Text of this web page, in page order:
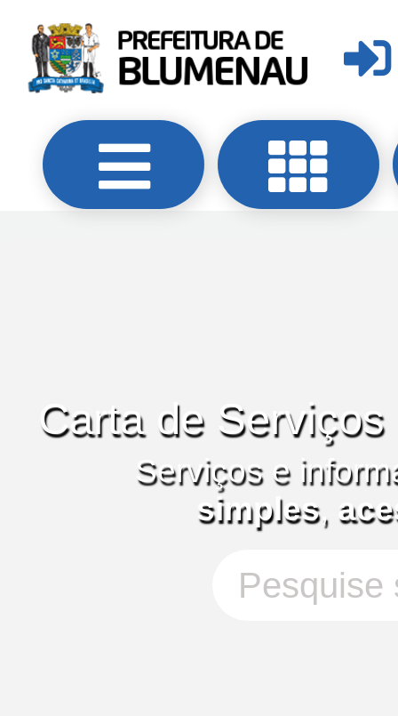
Carta de
Serviços e
simples,